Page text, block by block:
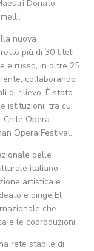
Donato
nuova
più di 30 titoli
e russo, in oltre 25
collaborando
di rilievo. È stato
istituzioni, tra cui
Opera
Opera Festival.
delle
italiano
artistica e
e dirige El
che
e le coproduzioni
rete stabile di